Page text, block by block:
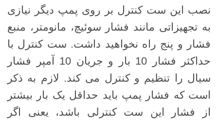
نصب این ست کنترل بر روی پمپ دیگر نیازی
به تجهیزاتی مانند فشار سوئیچ، مانومتر، منبع
فشار و پنج راه نخواهید داشت. ست کنترل با
حداکثر فشار 10 بار و جریان 10 آمپر فشار
سیال را تنظیم و کنترل می کند. لازم به ذکر
است که فشار پمپ باید حداقل یک بار بیشتر
از فشار این ست کنترلی باشد، یعنی اگر